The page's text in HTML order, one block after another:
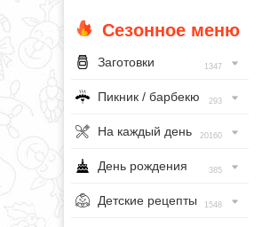
Сезонное меню
Заготовки 1347
Пикник / барбекю 293
На каждый день 20160
День рождения 385
Детские рецепты 1548